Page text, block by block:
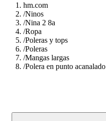
hm.com
/Ninos
/Nina 2 8a
/Ropa
/Poleras y tops
/Poleras
/Mangas largas
/Polera en punto acanalado